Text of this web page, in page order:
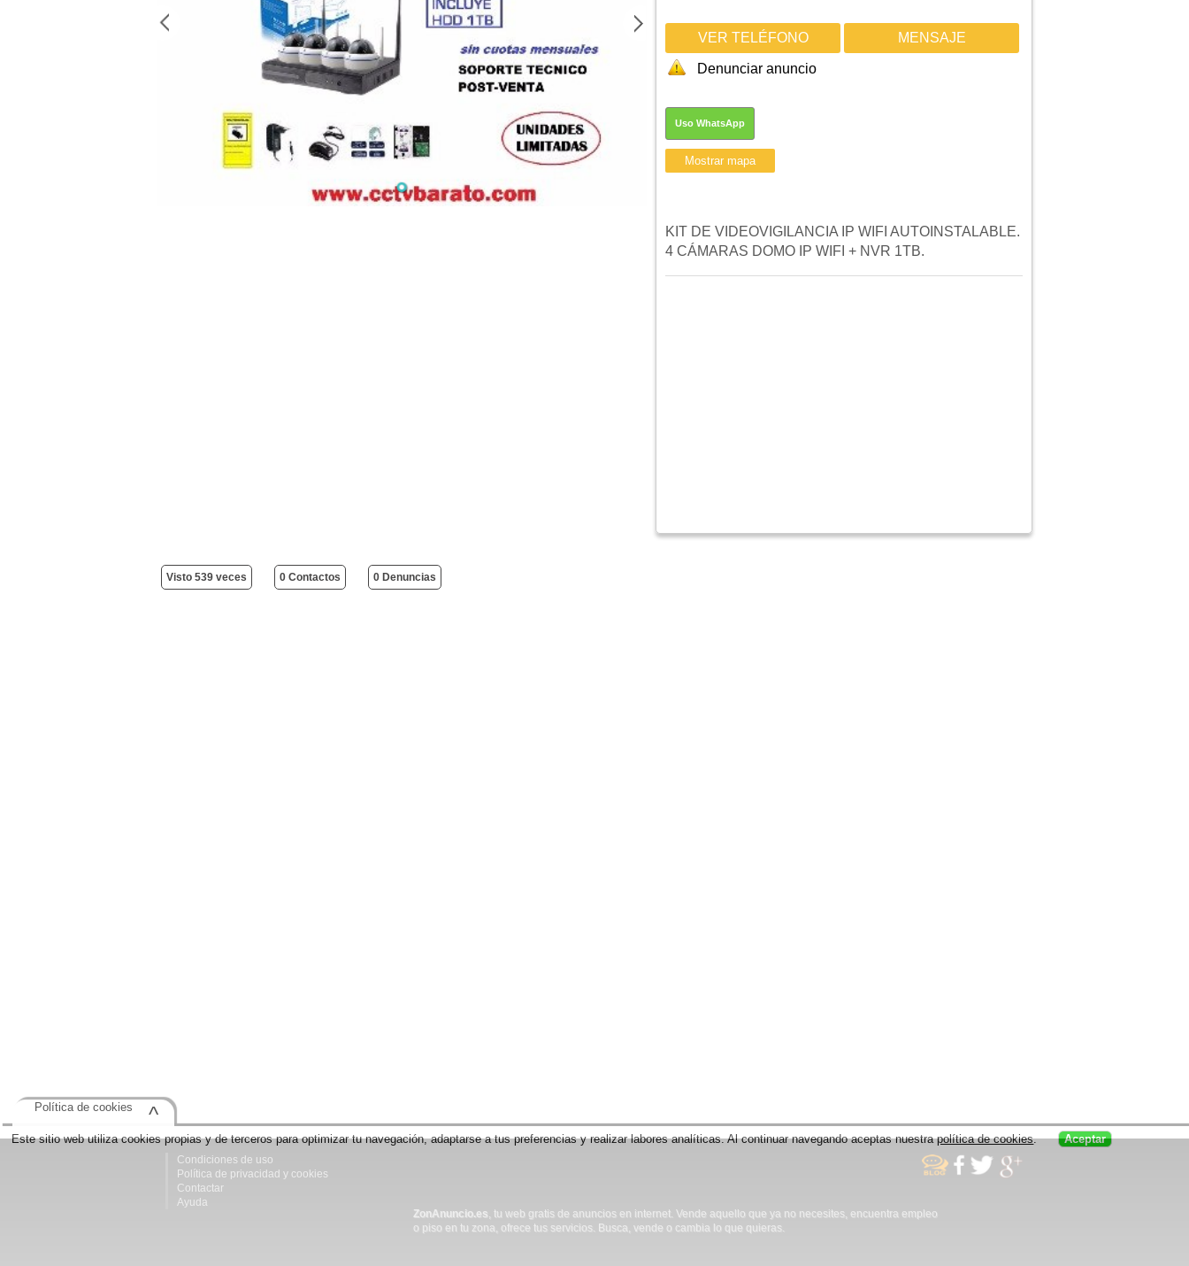
VER TELÉFONO MENSAJE
Denunciar anuncio
Uso WhatsApp
KIT DE VIDEOVIGILANCIA IP WIFI AUTOINSTALABLE.
4 CÁMARAS DOMO IP WIFI + NVR 1TB.
Visto 539 veces 0 Contactos 0 Denuncias
Condiciones de uso
Política de privacidad y cookies
Contactar
Ayuda
ZonAnuncio.es, tu web gratis de anuncios en internet. Vende aquello que ya no necesites, encuentra empleo
o piso en tu zona, ofrece tus servicios. Busca, vende o cambia lo que quieras.
Este sitio web utiliza cookies propias y de terceros para optimizar tu navegación, adaptarse a tus preferencias y realizar labores analíticas. Al continuar navegando aceptas nuestrapolítica de cookies. Aceptar
Política de cookies ^